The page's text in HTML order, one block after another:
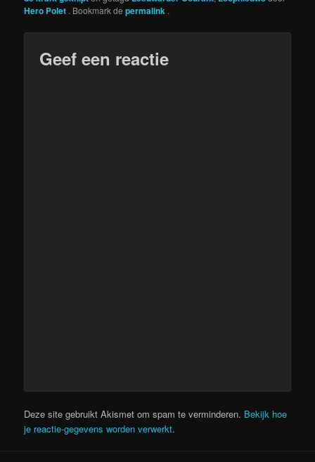
Hero Polet . Bookmark depermalink .
Geef een reactie
Deze site gebruikt Akismet om spam te verminderen. Bekijk hoe
je reactie-gegevens worden verwerkt.